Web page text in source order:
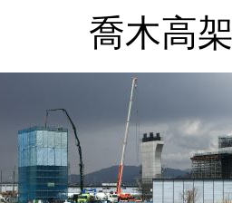
喬木高